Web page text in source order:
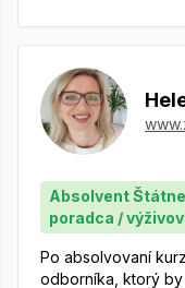
Absolvent
poradca /
Po absolvovaní
odborníka, ktorý by